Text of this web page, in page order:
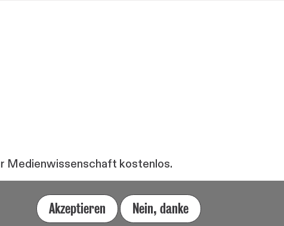
Medienwissenschaft kostenlos.
Akzeptieren Nein, danke